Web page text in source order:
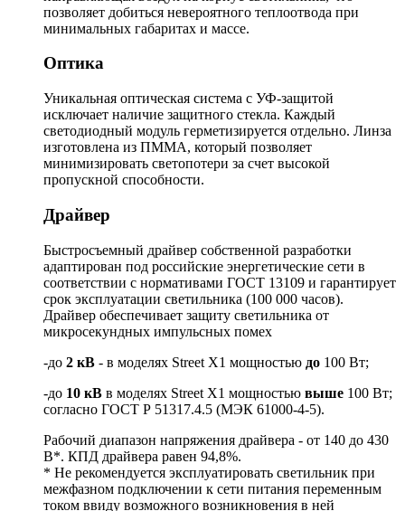
позволяет добиться невероятного теплоотвода при
минимальных габаритах и массе.
Оптика
Уникальная оптическая система с УФ-защитой
исключает наличие защитного стекла. Каждый
светодиодный модуль герметизируется отдельно. Линза
изготовлена из ПММА, который позволяет
минимизировать светопотери за счет высокой
пропускной способности.
Драйвер
Быстросъемный драйвер собственной разработки
адаптирован под российские энергетические сети в
соответствии с нормативами ГОСТ 13109 и гарантирует
срок эксплуатации светильника (100 000 часов).
Драйвер обеспечивает защиту светильника от
микросекундных импульсных помех
-до 2 кВ - в моделях Street X1 мощностью до 100 Вт;
-до 10 кВ в моделях Street X1 мощностью выше 100 Вт;
согласно ГОСТ Р 51317.4.5 (МЭК 61000-4-5).
Рабочий диапазон напряжения драйвера - от 140 до 430
В*. КПД драйвера равен 94,8%.
* Не рекомендуется эксплуатировать светильник при
межфазном подключении к сети питания переменным
током ввиду возможного возникновения в ней